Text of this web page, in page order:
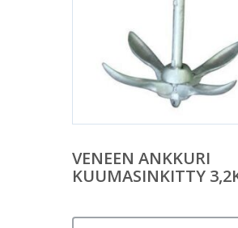
VENEEN ANKKURI
KUUMASINKITTY